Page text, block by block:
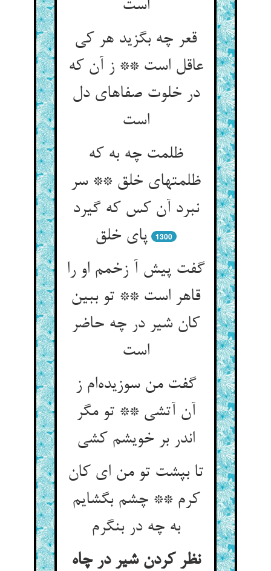
است‌‌
قعر چه بگزید هر کی
عاقل است ** ز آن که
در خلوت صفاهای دل
است‌‌
ظلمت چه به که
ظلمتهای خلق ** سر
نبرد آن کس که گیرد
پای خلق‌‌
1300
گفت پیش آ زخمم او را
قاهر است ** تو ببین
کان شیر در چه حاضر
است‌‌
گفت من سوزیده‌‌ام ز
آن آتشی ** تو مگر
اندر بر خویشم کشی‌‌
تا بپشت تو من ای کان
کرم ** چشم بگشایم
به چه در بنگرم‌‌
نظر کردن شیر در چاه